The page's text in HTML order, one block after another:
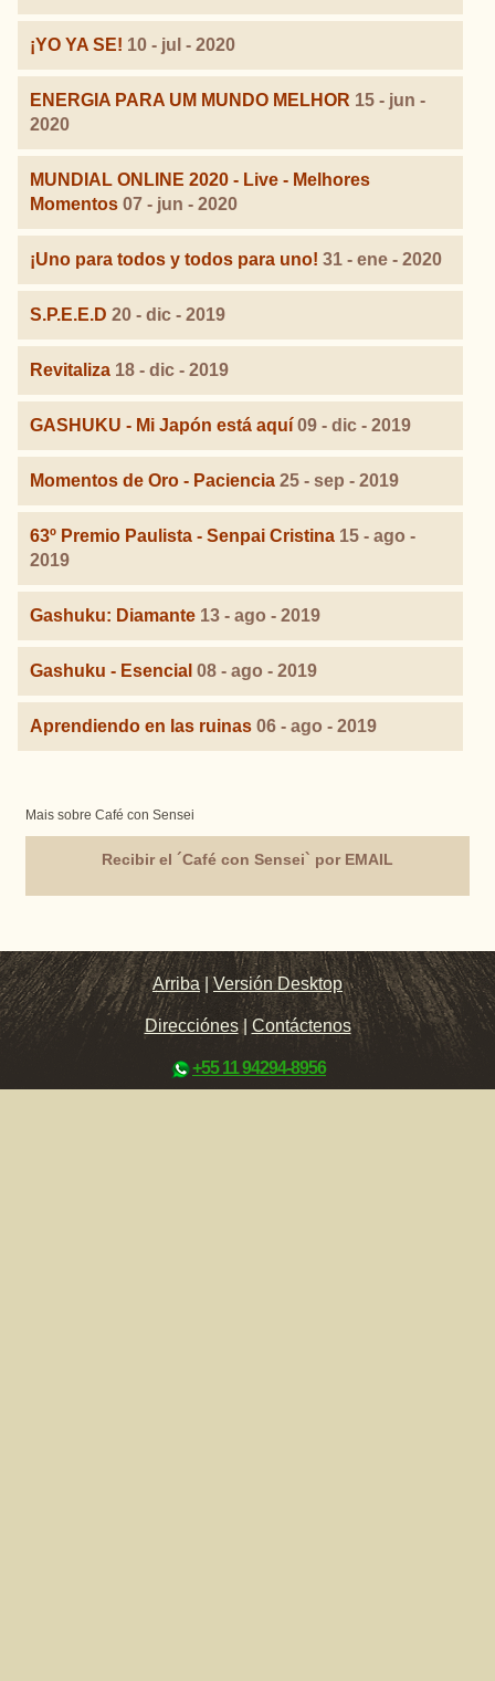
¡YO YA SE! 10 - jul - 2020
ENERGIA PARA UM MUNDO MELHOR 15 - jun -
2020
MUNDIAL ONLINE 2020 - Live - Melhores
Momentos 07 - jun - 2020
¡Uno para todos y todos para uno! 31 - ene - 2020
S.P.E.E.D 20 - dic - 2019
Revitaliza 18 - dic - 2019
GASHUKU - Mi Japón está aquí 09 - dic - 2019
Momentos de Oro - Paciencia 25 - sep - 2019
63º Premio Paulista - Senpai Cristina 15 - ago -
2019
Gashuku: Diamante 13 - ago - 2019
Gashuku - Esencial 08 - ago - 2019
Aprendiendo en las ruinas 06 - ago - 2019
Mais sobre Café con Sensei
Recibir el ´Café con Sensei` por EMAIL
Arriba |Versión Desktop
Direcciónes| Contáctenos
+55 11 94294-8956